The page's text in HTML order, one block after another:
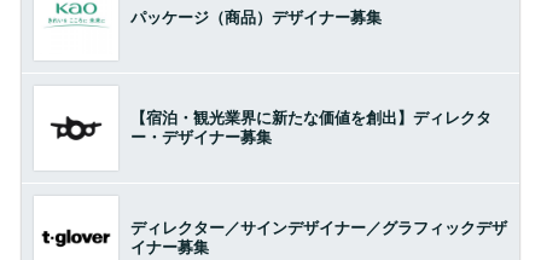
パッケージ（商品）デザイナー募集
【宿泊・観光業界に新たな価値を創出】ディレクタ
ー・デザイナー募集
ディレクター／サインデザイナー／グラフィックデザ
イナー募集